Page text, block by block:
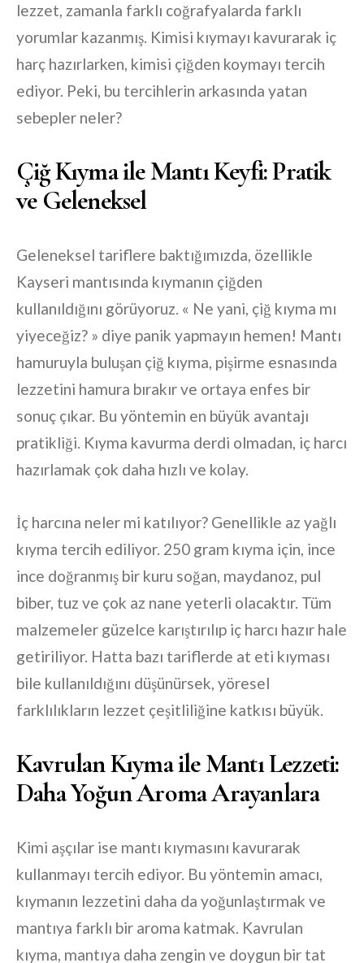
lezzet, zamanla farklı coğrafyalarda farklı
yorumlar kazanmış. Kimisi kıymayı kavurarak iç
harç hazırlarken, kimisi çiğden koymayı tercih
ediyor. Peki, bu tercihlerin arkasında yatan
sebepler neler?
Çiğ Kıyma ile Mantı Keyfi: Pratik
ve Geleneksel
Geleneksel tariflere baktığımızda, özellikle
Kayseri mantısında kıymanın çiğden
kullanıldığını görüyoruz. « Ne yani, çiğ kıyma mı
yiyeceğiz? » diye panik yapmayın hemen! Mantı
hamuruyla buluşan çiğ kıyma, pişirme esnasında
lezzetini hamura bırakır ve ortaya enfes bir
sonuç çıkar. Bu yöntemin en büyük avantajı
pratikliği. Kıyma kavurma derdi olmadan, iç harcı
hazırlamak çok daha hızlı ve kolay.
İç harcına neler mi katılıyor? Genellikle az yağlı
kıyma tercih ediliyor. 250 gram kıyma için, ince
ince doğranmış bir kuru soğan, maydanoz, pul
biber, tuz ve çok az nane yeterli olacaktır. Tüm
malzemeler güzelce karıştırılıp iç harcı hazır hale
getiriliyor. Hatta bazı tariflerde at eti kıyması
bile kullanıldığını düşünürsek, yöresel
farklılıkların lezzet çeşitliliğine katkısı büyük.
Kavrulan Kıyma ile Mantı Lezzeti:
Daha Yoğun Aroma Arayanlara
Kimi aşçılar ise mantı kıymasını kavurarak
kullanmayı tercih ediyor. Bu yöntemin amacı,
kıymanın lezzetini daha da yoğunlaştırmak ve
mantıya farklı bir aroma katmak. Kavrulan
kıyma, mantıya daha zengin ve doygun bir tat